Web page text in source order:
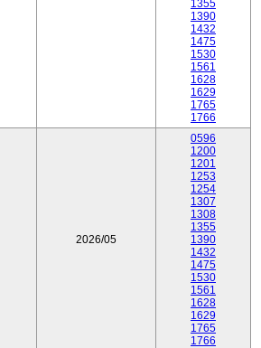
1355
1390
1432
1475
1530
1561
1628
1629
1765
1766
2026/05
0596
1200
1201
1253
1254
1307
1308
1355
1390
1432
1475
1530
1561
1628
1629
1765
1766